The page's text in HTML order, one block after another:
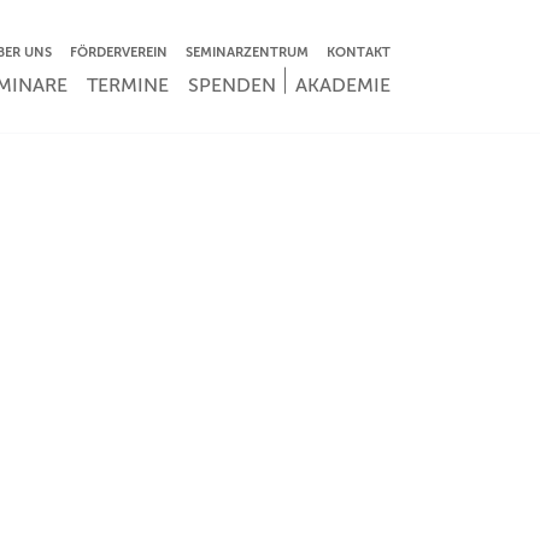
ÜBERSPRINGEN
UNS FÖRDERVEREIN SEMINARZENTRUM KONTAKT
ÜBERSPRINGEN
TERMINE SPENDEN AKADEMIE